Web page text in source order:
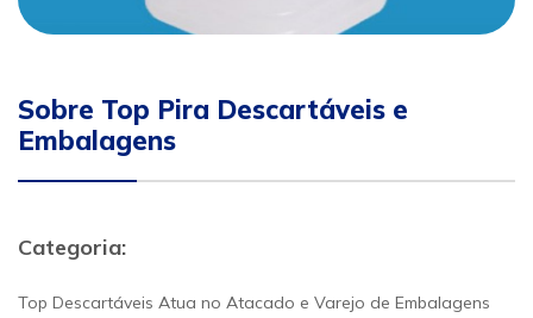
Sobre Top Pira Descartáveis e
Embalagens
Categoria:
Top Descartáveis Atua no Atacado e Varejo de Embalagens